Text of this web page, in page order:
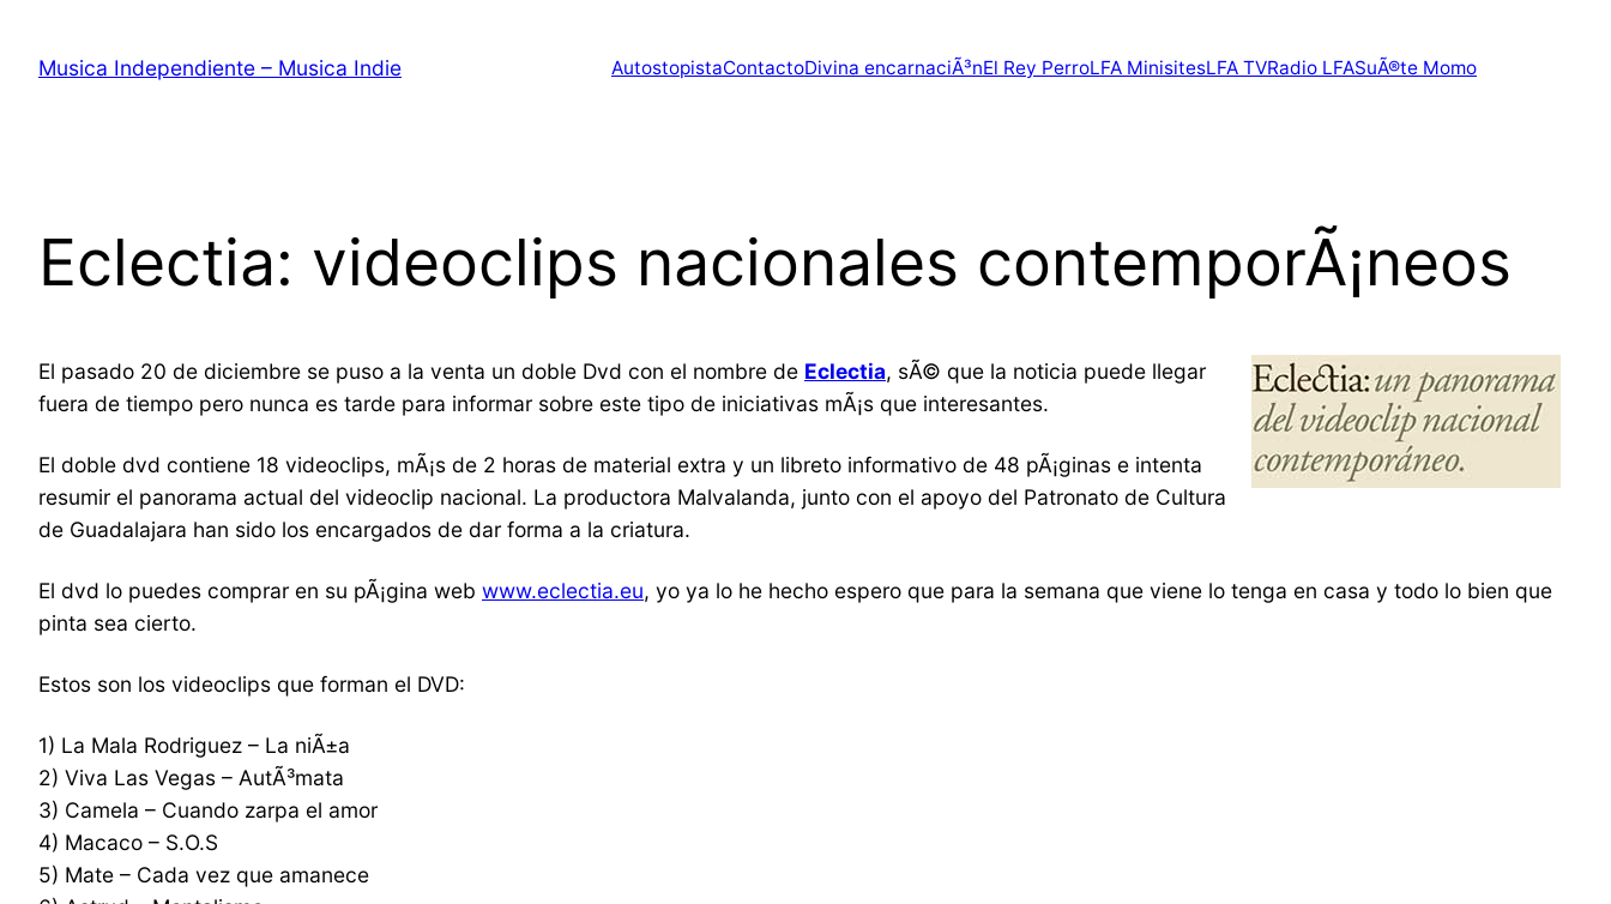
contenido
Musica Independiente – Musica Indie AutostopistaContactoDivina encarnaciÃ³nEl Rey PerroLFA MinisitesLFA TVRadio LFASuÃ®te Momo
Eclectia: videoclips nacionales contemporÃ¡neos
El pasado 20 de diciembre se puso a la venta un doble Dvd con el nombre de Eclectia, sÃ© que la noticia puede llegar
fuera de tiempo pero nunca es tarde para informar sobre este tipo de iniciativas mÃ¡s que interesantes.
El doble dvd contiene 18 videoclips, mÃ¡s de 2 horas de material extra y un libreto informativo de 48 pÃ¡ginas e intenta
resumir el panorama actual del videoclip nacional. La productora Malvalanda, junto con el apoyo del Patronato de Cultura
de Guadalajara han sido los encargados de dar forma a la criatura.
El dvd lo puedes comprar en su pÃ¡gina web www.eclectia.eu, yo ya lo he hecho espero que para la semana que viene lo tenga en casa y todo lo bien que
pinta sea cierto.
Estos son los videoclips que forman el DVD:
1) La Mala Rodriguez – La niÃ±a
2) Viva Las Vegas – AutÃ³mata
3) Camela – Cuando zarpa el amor
4) Macaco – S.O.S
5) Mate – Cada vez que amanece